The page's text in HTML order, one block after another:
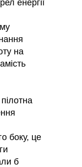
енергії
на
боку, це
б